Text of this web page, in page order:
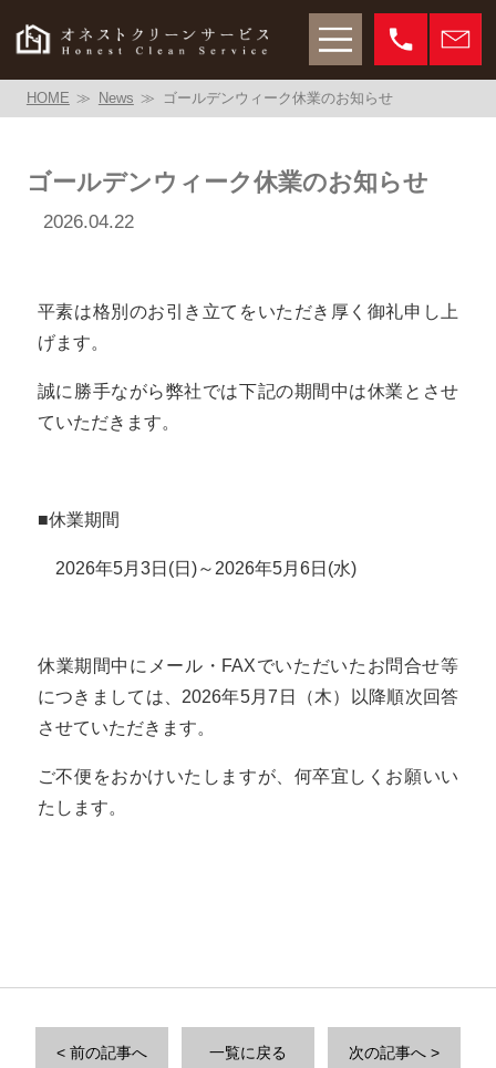
HOME News ゴールデンウィーク休業のお知らせ
ゴールデンウィーク休業のお知らせ
2026.04.22
平素は格別のお引き立てをいただき厚く御礼申し上
げます。
誠に勝手ながら弊社では下記の期間中は休業とさせ
ていただきます。
■休業期間
2026年5月3日(日)～2026年5月6日(水)
休業期間中にメール・FAXでいただいたお問合せ等
につきましては、2026年5月7日（木）以降順次回答
させていただきます。
ご不便をおかけいたしますが、何卒宜しくお願いい
たします。
< 前の記事へ 一覧に戻る 次の記事へ >